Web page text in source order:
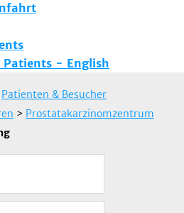
- English
Patienten & Besucher
> Prostatakarzinomzentrum